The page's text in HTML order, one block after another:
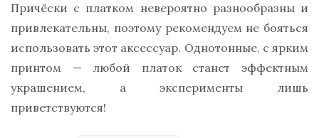
Причёски с платком невероятно разнообразны и
привлекательны, поэтому рекомендуем не бояться
использовать этот аксессуар. Однотонные, с ярким
принтом — любой платок станет эффектным
украшением, а эксперименты лишь
приветствуются!